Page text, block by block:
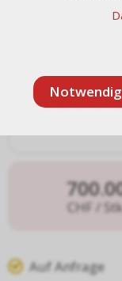
CHF / Stk.
Auf Anfrage